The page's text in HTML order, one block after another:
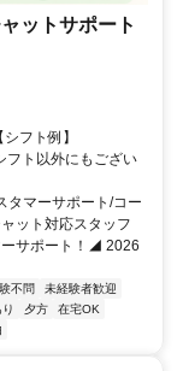
ットサポート
フト例】
ト以外にもござい
タマーサポート/コー
ット対応スタッフ
サポート！◢ 2026
不問
未経験者歓迎
夕方
在宅OK